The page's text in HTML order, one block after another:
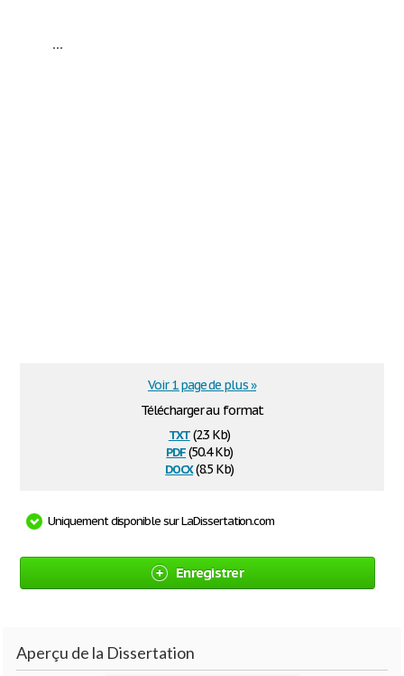
...
Télécharger au format
txt(2.3 Kb)
pdf(50.4 Kb)
docx(8.5 Kb)
Voir 1 page de plus »
Uniquement disponible sur LaDissertation.com
Enregistrer
Aperçu de la Dissertation